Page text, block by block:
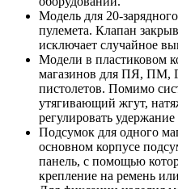
Модель для 20-
пулемета. Клапан
исключает случайное
Модели в пластиковом
магазинов для ПЯ, ПМ,
пистолетов. Помимо
утягивающий жгут,
регулировать удержание
Подсумок для одного
основном корпусе
панель, с помощью
крепление на ремень